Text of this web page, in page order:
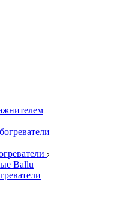
Ballu